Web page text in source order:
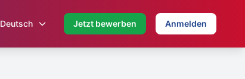
Deutsch Jetzt bewerben Anmelden